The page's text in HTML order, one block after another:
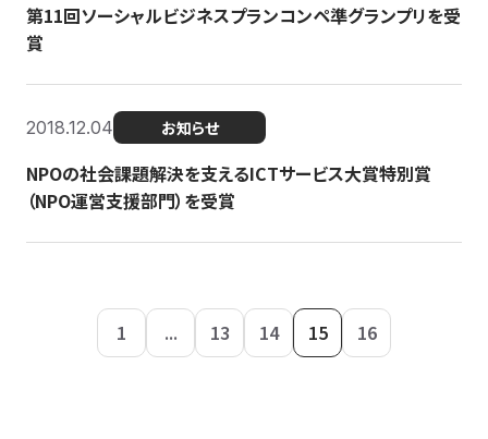
第11回ソーシャルビジネスプランコンペ準グランプリを受
賞
2018.12.04 お知らせ
NPOの社会課題解決を支えるICTサービス大賞特別賞
（NPO運営支援部門）を受賞
1 ... 13 14 15 16